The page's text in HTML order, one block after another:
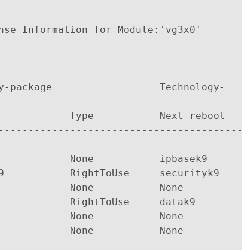
Information for Module:'vg3x0'
package                  Technology-
None           ipbasek9
RightToUse     securityk9
None           None
RightToUse     datak9
None           None
None           None